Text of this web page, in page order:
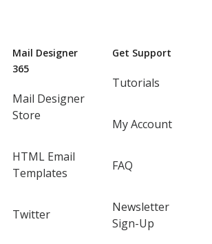
Mail Designer
365
Mail Designer
Store
HTML Email
Templates
Twitter
Get Support
Tutorials
My Account
FAQ
Newsletter
Sign-Up